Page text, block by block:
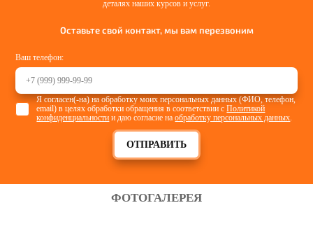
деталях наших курсов и услуг.
Оставьте свой контакт, мы вам перезвоним
Ваш телефон:
ОТПРАВИТЬ
Я согласен(-на) на обработку моих персональных данных (ФИО, телефон,
email) в целях обработки обращения в соответствии сПолитикой
конфиденциальности и даю согласие наобработку персональных данных.
ФОТОГАЛЕРЕЯ